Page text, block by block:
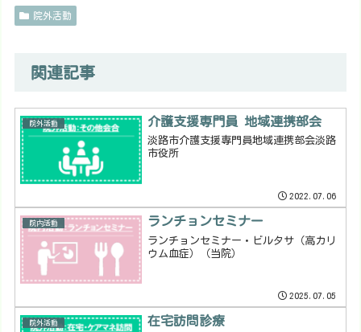
院外活動
関連記事
院外活動 介護支援専門員 地域連携部会
淡路市介護支援専門員地域連携部会淡路
市役所
2022.07.06
院内活動 ランチョンセミナー
ランチョンセミナー・ビルタサ（高カリ
ウム血症）（当院）
2025.07.05
院外活動 在宅訪問診療